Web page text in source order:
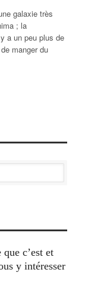
galaxie très
; la
a un peu plus de
manger du
c’est et
y intéresser